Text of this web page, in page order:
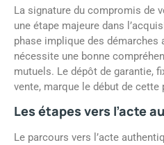
La signature du compromis de
une étape majeure dans
phase implique des
nécessite une bonne
mutuels. Le dépôt de garantie,
vente, marque le début de cette
Les étapes vers l’acte
Le parcours vers l’acte